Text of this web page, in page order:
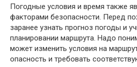
Погодные условия и время также
факторами безопасности. Перед
заранее узнать прогноз погоды и
планировании маршрута. Надо
может изменить условия на
опасность и требовать